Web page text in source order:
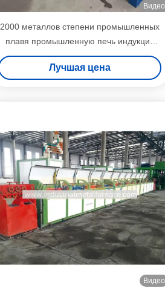
Видео
2000 металлов степени промышленных
плавя промышленную печь индукции
для золота SS омедняет алюминий
Лучшая цена
Видео